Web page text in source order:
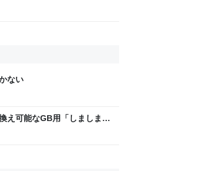
ない
え可能なGB用「しましまデ